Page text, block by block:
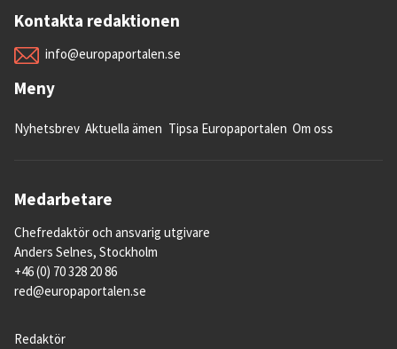
Kontakta redaktionen
info@europaportalen.se
Meny
Nyhetsbrev Aktuella ämen Tipsa Europaportalen Om oss
Medarbetare
Chefredaktör och ansvarig utgivare
Anders Selnes, Stockholm
+46 (0) 70 328 20 86
red@europaportalen.se
Redaktör